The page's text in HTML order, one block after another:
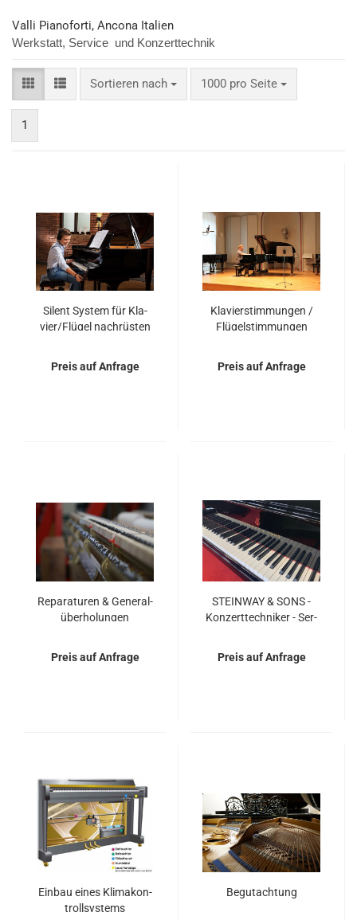
Valli Pianoforti, Ancona Italien
Werkstatt, Service und Konzerttechnik
Sortieren nach
Sortieren nach 1000 pro Seite
pro Seite
1
Si­lent Sys­tem für Kla­
vier/Flü­gel nach­rüs­ten
Preis auf Anfrage
Kla­vier­stim­mun­gen /
Flü­gel­stim­mun­gen
Preis auf Anfrage
Re­pa­ra­tu­ren & Ge­ne­ral­
über­ho­lun­gen
Preis auf Anfrage
STEIN­WAY & SONS -
Kon­zert­tech­ni­ker - Ser­
Preis auf Anfrage
Ein­bau eines Kli­ma­kon­
troll­sys­tems
Be­gut­ach­tung